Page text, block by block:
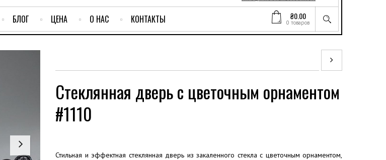
₴0.00
0 товаров
БЛОГ ЦЕНА О НАС КОНТАКТЫ
Стеклянная дверь с цветочным орнаментом
#1110
Стильная и эффектная стеклянная дверь из закаленного стекла с цветочным орнаментом,